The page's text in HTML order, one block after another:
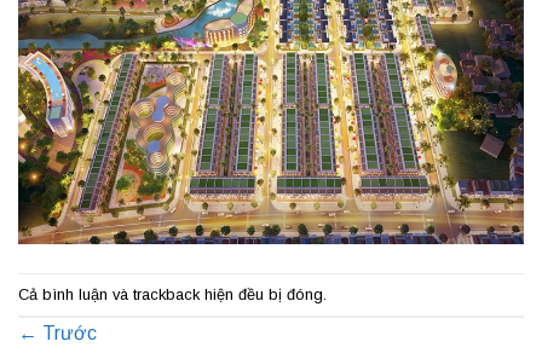
Cả bình luận và trackback hiện đều bị đóng.
← Trước